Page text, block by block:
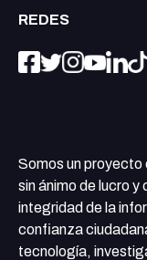
REDES
Somos un proyecto
sin ánimo de lucro
integridad de la
confianza
tecnología,